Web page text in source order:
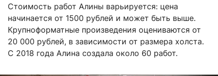
Стоимость работ Алины варьируется: цена
начинается от 1500 рублей и может быть выше.
Крупноформатные произведения оцениваются от
20 000 рублей, в зависимости от размера холста.
С 2018 года Алина создала около 60 работ.